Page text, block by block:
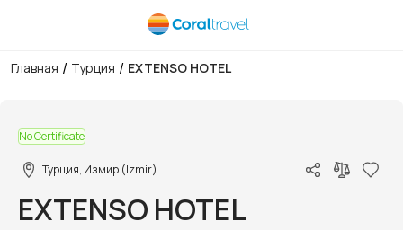
Главная / Турция / EXTENSO HOTEL
No Certificate
Турция, Измир (Izmir)
EXTENSO HOTEL